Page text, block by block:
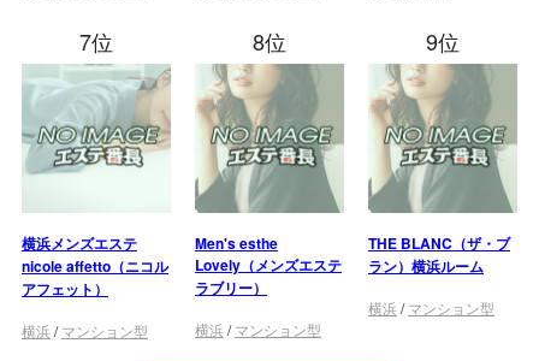
7位
横浜メンズエステ
nicole affetto（ニコル
アフェット）
横浜/マンション型
8位
Men's esthe
Lovely（メンズエステ
ラブリー）
横浜/マンション型
9位
THE BLANC（ザ・ブ
ラン）横浜ルーム
横浜/マンション型